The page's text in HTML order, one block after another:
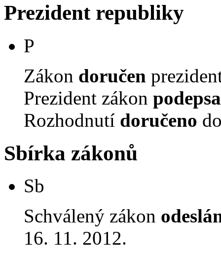
Prezident republiky
P
Zákon doručen
Prezident zákon
Rozhodnutí doručeno
Sbírka zákonů
Sb
Schválený zákon
16. 11. 2012.